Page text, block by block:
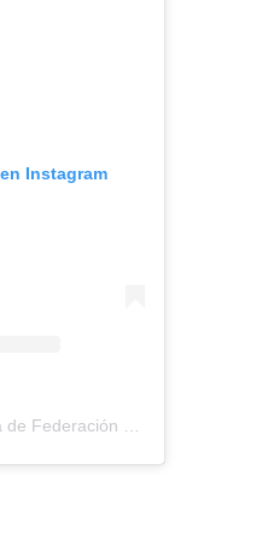
Instagram
Una publicación compartida de Federación Montañismo Tenerife (@federacion_montanismo_tenerife)